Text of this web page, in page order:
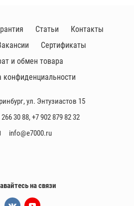
ул. Энтузиастов 15
30 88,+7 902 879 82 32
info@e7000.ru
Статьи
Контакты
Сертификаты
и обмен товара
конфиденциальности
на связи